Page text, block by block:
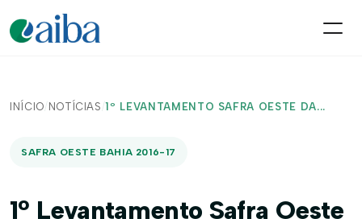
INÍCIO/ NOTÍCIAS /1º LEVANTAMENTO SAFRA OESTE DA...
SAFRA OESTE BAHIA 2016-17
1º Levantamento Safra Oeste